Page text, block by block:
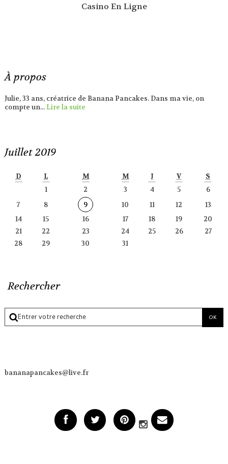
À propos
Julie, 33 ans, créatrice de Banana Pancakes. Dans ma vie, on
compte un...Lire la suite
Juillet 2019
D L M M J V
S
1
2 3 4 5
6
7
8 9 10 11 12
13
14
15 16 17 18 19
20
21
22 23 24 25 26
27
28
29 30 31
Rechercher
bananapancakes@live.fr
Casino En Ligne